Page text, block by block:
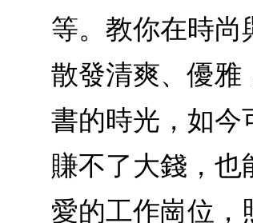
等。教你在時尚
散發清爽、優雅
書的時光，如今
賺不了大錢，
愛的工作崗位